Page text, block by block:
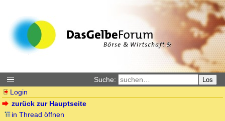
Suche: Los
Login
zurück zur Hauptseite
in Thread öffnen